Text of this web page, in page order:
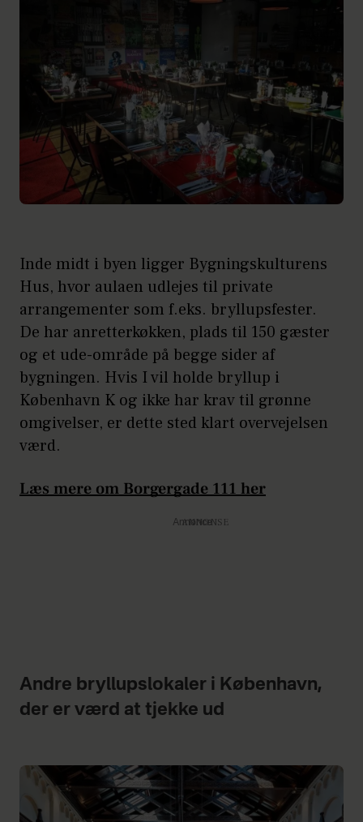
Inde midt i byen ligger Bygningskulturens
Hus, hvor aulaen udlejes til private
arrangementer som f.eks. bryllupsfester.
De har anretterkøkken, plads til 150 gæster
og et ude-område på begge sider af
bygningen. Hvis I vil holde bryllup i
København K og ikke har krav til grønne
omgivelser, er dette sted klart overvejelsen
værd.
Læs mere om Borgergade 111 her
Annonce
Andre bryllupslokaler i København,
der er værd at tjekke ud